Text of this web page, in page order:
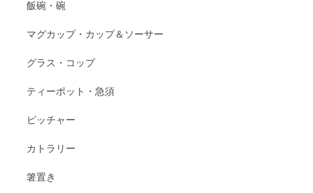
飯碗・碗
マグカップ・カップ＆ソーサー
グラス・コップ
ティーポット・急須
ピッチャー
カトラリー
箸置き